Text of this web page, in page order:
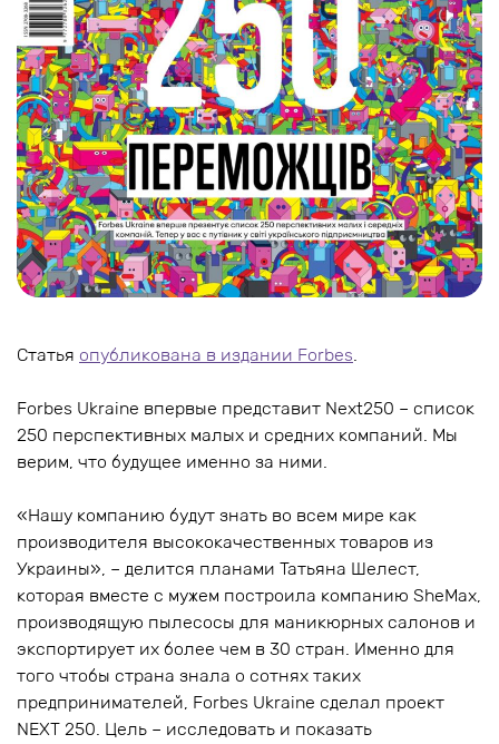
Статья опубликована в издании Forbes.
Forbes Ukraine впервые представит Next250 – список
250 перспективных малых и средних компаний. Мы
верим, что будущее именно за ними.
«Нашу компанию будут знать во всем мире как
производителя высококачественных товаров из
Украины», – делится планами Татьяна Шелест,
которая вместе с мужем построила компанию SheMax,
производящую пылесосы для маникюрных салонов и
экспортирует их более чем в 30 стран. Именно для
того чтобы страна знала о сотнях таких
предпринимателей, Forbes Ukraine сделал проект
NEXT 250. Цель – исследовать и показать